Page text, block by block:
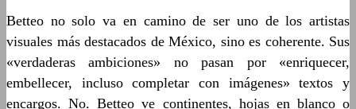
Betteo no solo va en camino de ser uno de los artistas
visuales más destacados de México, sino es coherente. Sus
«verdaderas ambiciones» no pasan por «enriquecer,
embellecer, incluso completar con imágenes» textos y
encargos. No. Betteo ve continentes, hojas en blanco o